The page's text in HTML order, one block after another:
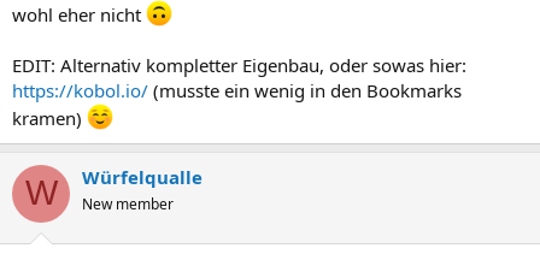
wohl eher nicht
EDIT: Alternativ kompletter Eigenbau, oder sowas hier:
https://kobol.io/ (musste ein wenig in den Bookmarks
kramen)
W Würfelqualle
New member